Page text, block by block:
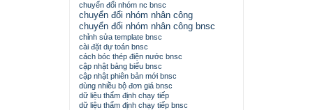
chuyển đổi nhóm nc bnsc
chuyển đổi nhóm nhân công
chuyển đổi nhóm nhân công bnsc
chỉnh sửa template bnsc
cài đặt dự toán bnsc
cách bóc thép điện nước bnsc
cập nhật bảng biểu bnsc
cập nhật phiên bản mới bnsc
dùng nhiều bộ đơn giá bnsc
dữ liệu thẩm định chạy tiếp
dữ liệu thẩm định chạy tiếp bnsc